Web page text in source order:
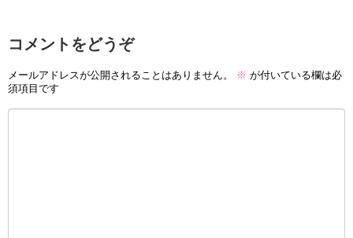
コメントをどうぞ
メールアドレスが公開されることはありません。 ※ が付いている欄は必
須項目です